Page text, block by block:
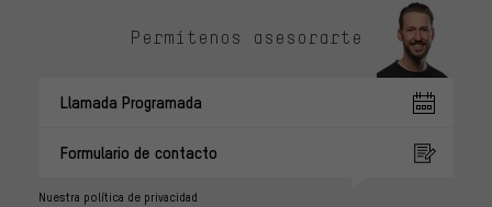
Permítenos asesorarte
Llamada Programada
Formulario de contacto
Nuestra política de privacidad